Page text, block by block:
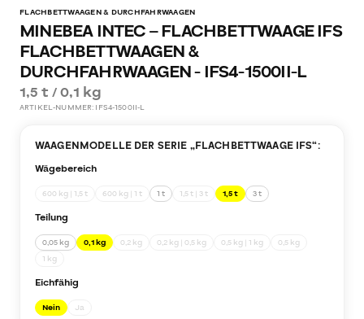
FLACHBETTWAAGEN & DURCHFAHRWAAGEN
MINEBEA INTEC – FLACHBETTWAAGE IFS
FLACHBETTWAAGEN &
DURCHFAHRWAAGEN - IFS4-1500II-L
1,5 t / 0,1 kg
ARTIKEL-NUMMER: IFS4-1500II-L
WAAGENMODELLE DER SERIE „FLACHBETTWAAGE IFS“:
Wägebereich
600 kg | 1,5 t 600 kg | 1 t 1 t 1,5 t | 3 t 1,5 t 3 t
Teilung
0,05 kg 0,1 kg 0,2 kg 0,2 kg | 0,5 kg 0,5 kg | 1 kg
0,5 kg
1 kg
Eichfähig
Nein Ja